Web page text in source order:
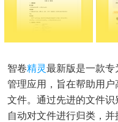
智卷精灵最新版是一款
管理应用，旨在帮助用
文件。通过先进的文件
自动对文件进行归类，